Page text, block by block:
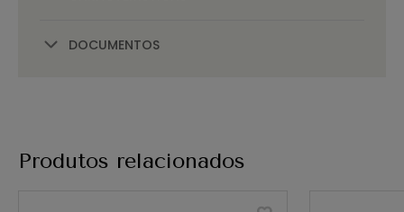
DOCUMENTOS
Produtos relacionados